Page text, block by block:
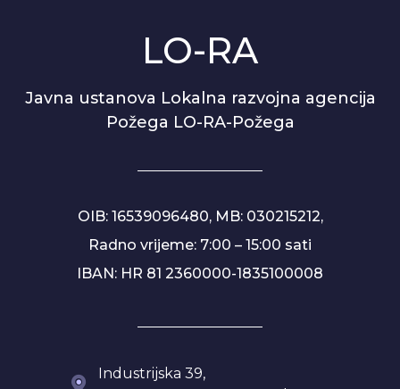
LO-RA
Javna ustanova Lokalna razvojna agencija
Požega LO-RA-Požega
OIB: 16539096480, MB: 030215212,
Radno vrijeme: 7:00 – 15:00 sati
IBAN: HR 81 2360000-1835100008
Industrijska 39,